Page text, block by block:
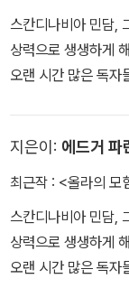
스칸디나비아 민담,
상력으로 생생하게
오랜 시간 많은 독자
oon』, 『행운의 리
야기 d'Aulaires'
러 책의 영감을 받았
컨』으로 칼데콧상
나 메달을 수상했습
지은이: 에드거 파
최근작 : <올라의 모
스칸디나비아 민담,
상력으로 생생하게
오랜 시간 많은 독자